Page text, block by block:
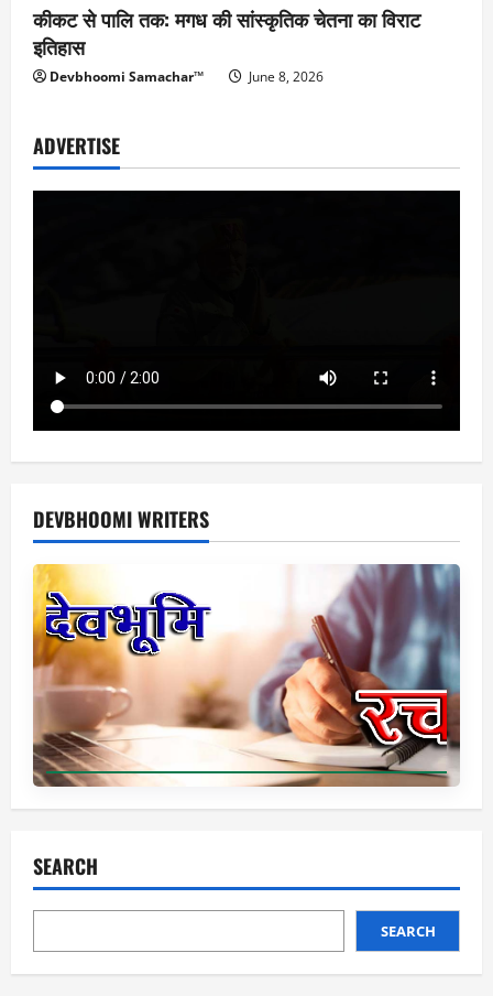
कीकट से पालि तक: मगध की सांस्कृतिक चेतना का विराट
इतिहास
Devbhoomi Samachar™ June 8, 2026
ADVERTISE
DEVBHOOMI WRITERS
SEARCH
SEARCH